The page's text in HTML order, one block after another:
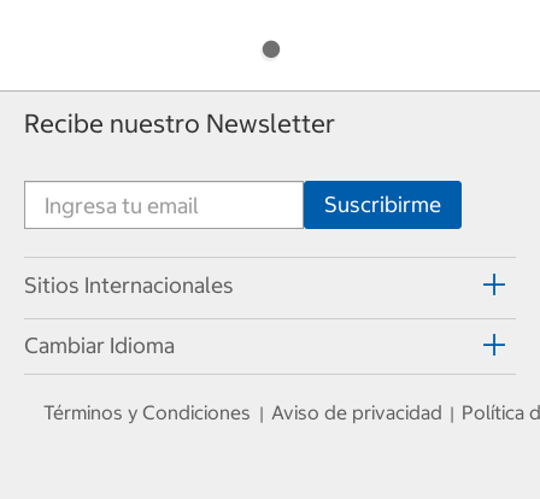
Recibe nuestro Newsletter
Sitios Internacionales
Cambiar Idioma
Términos y Condiciones | Aviso de privacidad | Política